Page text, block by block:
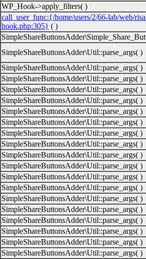
WP_Hook->apply_filters( )
call_user_func:{/home/users/2/66-lab/web/
hook.php:305} ( )
SimpleShareButtonsAdder\Util::parse_args( )
SimpleShareButtonsAdder\Util::parse_args( )
SimpleShareButtonsAdder\Util::parse_args( )
SimpleShareButtonsAdder\Util::parse_args( )
SimpleShareButtonsAdder\Util::parse_args( )
SimpleShareButtonsAdder\Util::parse_args( )
SimpleShareButtonsAdder\Util::parse_args( )
SimpleShareButtonsAdder\Util::parse_args( )
SimpleShareButtonsAdder\Util::parse_args( )
SimpleShareButtonsAdder\Util::parse_args( )
SimpleShareButtonsAdder\Util::parse_args( )
SimpleShareButtonsAdder\Util::parse_args( )
SimpleShareButtonsAdder\Util::parse_args( )
SimpleShareButtonsAdder\Util::parse_args( )
SimpleShareButtonsAdder\Util::parse_args( )
SimpleShareButtonsAdder\Util::parse_args( )
SimpleShareButtonsAdder\Util::parse_args( )
SimpleShareButtonsAdder\Util::parse_args( )
SimpleShareButtonsAdder\Util::parse_args( )